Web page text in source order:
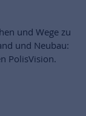
und Wege zu
und Neubau:
PolisVision.